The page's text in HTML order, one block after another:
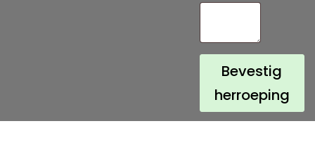
l
)
*
Bevestig
herroeping